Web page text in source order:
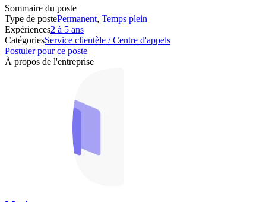
Sommaire du poste
Type de postePermanent, Temps plein
Expériences2 à 5 ans
CatégoriesService clientèle / Centre d'appels
Postuler pour ce poste
À propos de l'entreprise